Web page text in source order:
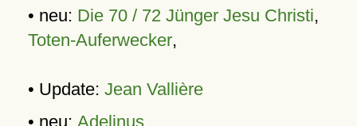
• neu: Die 70 / 72 Jünger Jesu Christi,
Toten-Auferwecker,
• Update: Jean Vallière
• neu: Adelinus